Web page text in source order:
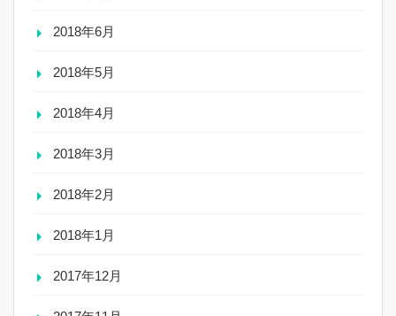
2018年6月
2018年5月
2018年4月
2018年3月
2018年2月
2018年1月
2017年12月